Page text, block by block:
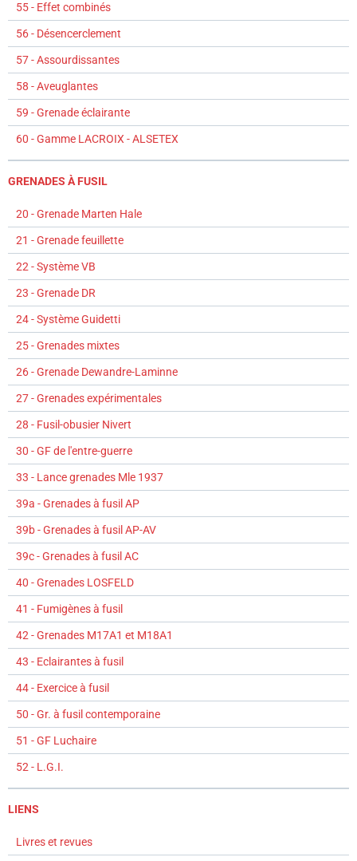
55 - Effet combinés
56 - Désencerclement
57 - Assourdissantes
58 - Aveuglantes
59 - Grenade éclairante
60 - Gamme LACROIX - ALSETEX
GRENADES À FUSIL
20 - Grenade Marten Hale
21 - Grenade feuillette
22 - Système VB
23 - Grenade DR
24 - Système Guidetti
25 - Grenades mixtes
26 - Grenade Dewandre-Laminne
27 - Grenades expérimentales
28 - Fusil-obusier Nivert
30 - GF de l'entre-guerre
33 - Lance grenades Mle 1937
39a - Grenades à fusil AP
39b - Grenades à fusil AP-AV
39c - Grenades à fusil AC
40 - Grenades LOSFELD
41 - Fumigènes à fusil
42 - Grenades M17A1 et M18A1
43 - Eclairantes à fusil
44 - Exercice à fusil
50 - Gr. à fusil contemporaine
51 - GF Luchaire
52 - L.G.I.
LIENS
Livres et revues